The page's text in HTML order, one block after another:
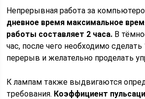
Непрерывная работа за
дневное время максимальное
работы составляет 2 часа. В
час, после чего необходимо
перерыв и желательно проделать
К лампам также выдвигаются
требования. Коэффициент